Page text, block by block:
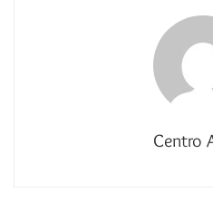
Centro